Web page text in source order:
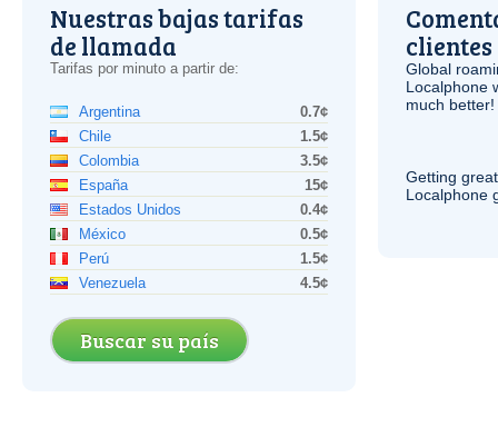
Nuestras bajas tarifas
de llamada
Tarifas por minuto a partir de:
Argentina
0.7¢
Chile
1.5¢
Colombia
3.5¢
España
15¢
Estados Unidos
0.4¢
México
0.5¢
Perú
1.5¢
Venezuela
4.5¢
Buscar su país
clientes
Global
Localphone
much better!
Getting
Localphone